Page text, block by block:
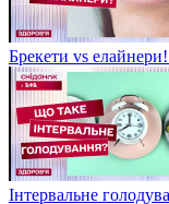
Брекети vs
Інтервальне